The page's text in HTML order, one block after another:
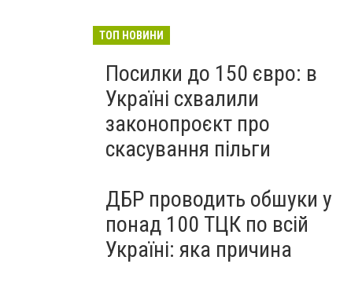
ТОП НОВИНИ
Посилки до 150 євро: в
Україні схвалили
законопроєкт про
скасування пільги
ДБР проводить обшуки у
понад 100 ТЦК по всій
Україні: яка причина